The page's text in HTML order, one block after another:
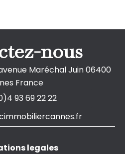
nous
Maréchal Juin06400
France
93 69 22 22
legales